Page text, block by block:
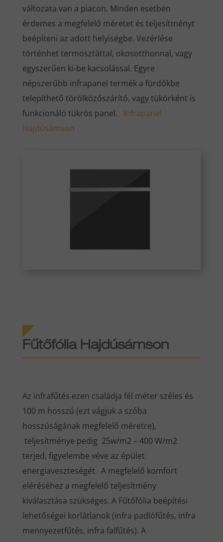
változata van a piacon. Minden esetben
érdemes a megfelelő méretet és teljesítményt
beépíteni az adott helyiségbe. Vezérlése
történhet termosztáttal, okosotthonnal, vagy
egyszerűen ki-be kacsolással. Egyre
népszerűbb infrapanel termék a fürdőkbe
telepíthető törölközőszárító, vagy tükörként is
funkcionáló tükrös panel. Infrapanel
Hajdúsámson
Fűtőfólia Hajdúsámson
Az infrafűtés ezen családja fél méter széles és
100 m hosszú (ezt vágjuk a szóba
hosszúságának megfelelő méretre),
teljesítménye pedig 25w/m2 – 400 W/m2
terjed, figyelembe véve az épület
energiaveszteségét. A megfelelő komfort
eléréséhez a megfelelő teljesítmény
kiválasztása szükséges. A Fűtőfólia beépítési
lehetőségei korlátlanok (infra padlófűtés, infra
mennyezetfűtés, infra falfűtés). A